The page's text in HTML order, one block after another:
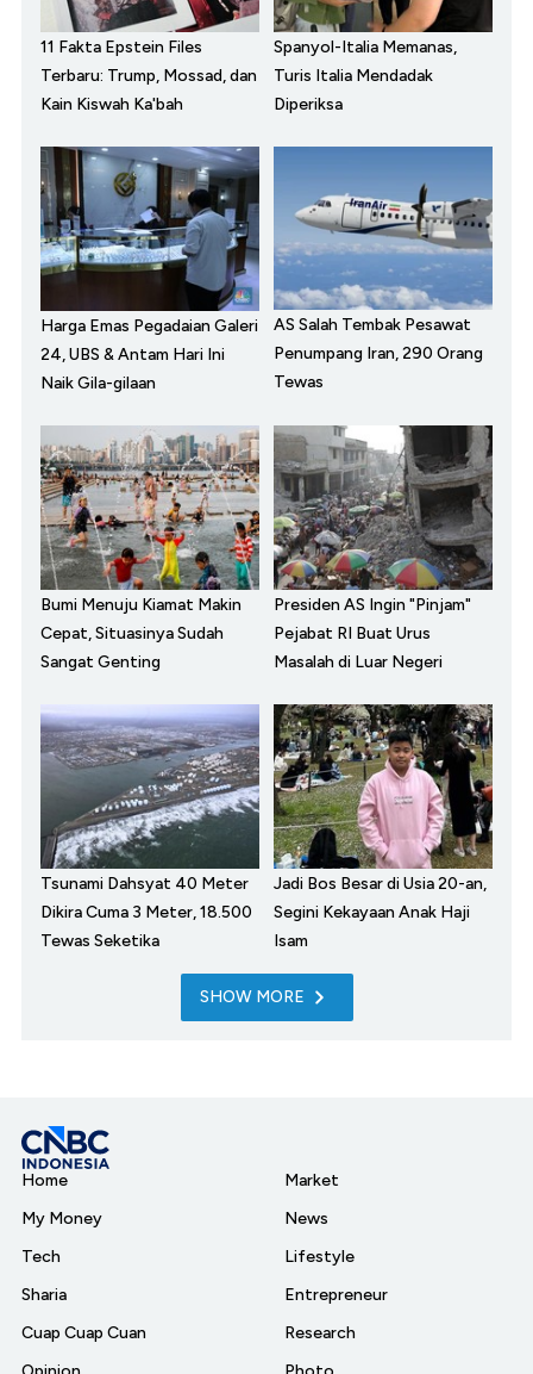
11 Fakta Epstein Files
Terbaru: Trump, Mossad, dan
Kain Kiswah Ka'bah
Spanyol-Italia Memanas,
Turis Italia Mendadak
Diperiksa
Harga Emas Pegadaian Galeri
24, UBS & Antam Hari Ini
Naik Gila-gilaan
AS Salah Tembak Pesawat
Penumpang Iran, 290 Orang
Tewas
Bumi Menuju Kiamat Makin
Cepat, Situasinya Sudah
Sangat Genting
Presiden AS Ingin "Pinjam"
Pejabat RI Buat Urus
Masalah di Luar Negeri
Tsunami Dahsyat 40 Meter
Dikira Cuma 3 Meter, 18.500
Tewas Seketika
Jadi Bos Besar di Usia 20-an,
Segini Kekayaan Anak Haji
Isam
SHOW MORE
Home
My Money
Tech
Sharia
Cuap Cuap Cuan
Market
News
Lifestyle
Entrepreneur
Research